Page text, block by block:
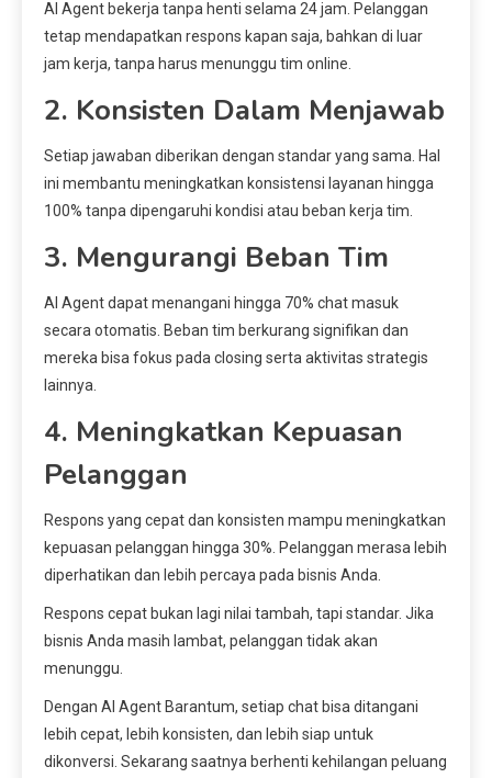
AI Agent bekerja tanpa henti selama 24 jam. Pelanggan
tetap mendapatkan respons kapan saja, bahkan di luar
jam kerja, tanpa harus menunggu tim online.
2. Konsisten Dalam Menjawab
Setiap jawaban diberikan dengan standar yang sama. Hal
ini membantu meningkatkan konsistensi layanan hingga
100% tanpa dipengaruhi kondisi atau beban kerja tim.
3. Mengurangi Beban Tim
AI Agent dapat menangani hingga 70% chat masuk
secara otomatis. Beban tim berkurang signifikan dan
mereka bisa fokus pada closing serta aktivitas strategis
lainnya.
4. Meningkatkan Kepuasan
Pelanggan
Respons yang cepat dan konsisten mampu meningkatkan
kepuasan pelanggan hingga 30%. Pelanggan merasa lebih
diperhatikan dan lebih percaya pada bisnis Anda.
Respons cepat bukan lagi nilai tambah, tapi standar. Jika
bisnis Anda masih lambat, pelanggan tidak akan
menunggu.
Dengan AI Agent Barantum, setiap chat bisa ditangani
lebih cepat, lebih konsisten, dan lebih siap untuk
dikonversi. Sekarang saatnya berhenti kehilangan peluang